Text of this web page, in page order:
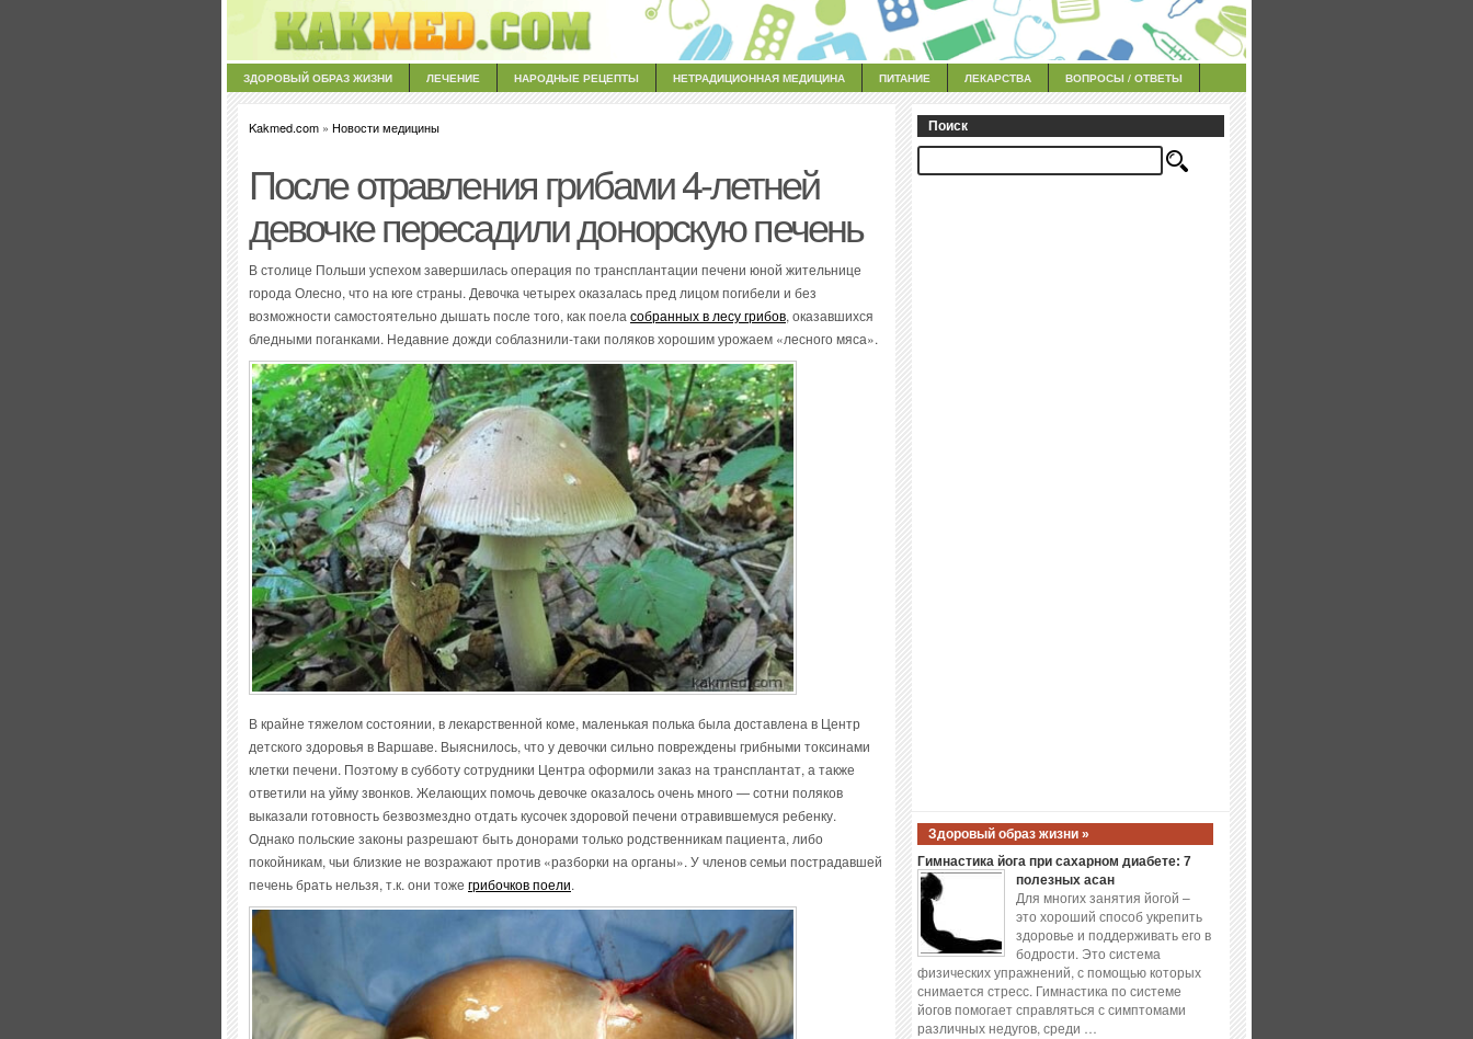
ЗДОРОВЫЙ ОБРАЗ ЖИЗНИ ЛЕЧЕНИЕ НАРОДНЫЕ РЕЦЕПТЫ НЕТРАДИЦИОННАЯ МЕДИЦИНА ПИТАНИЕ ЛЕКАРСТВА ВОПРОСЫ / ОТВЕТЫ
Kakmed.com » Новости медицины
После отравления грибами 4-летней
девочке пересадили донорскую печень
В столице Польши успехом завершилась операция по трансплантации печени юной жительнице
города Олесно, что на юге страны. Девочка четырех оказалась пред лицом погибели и без
возможности самостоятельно дышать после того, как поела собранных в лесу грибов, оказавшихся
бледными поганками. Недавние дожди соблазнили-таки поляков хорошим урожаем «лесного мяса».
В крайне тяжелом состоянии, в лекарственной коме, маленькая полька была доставлена в Центр
детского здоровья в Варшаве. Выяснилось, что у девочки сильно повреждены грибными токсинами
клетки печени. Поэтому в субботу сотрудники Центра оформили заказ на трансплантат, а также
ответили на уйму звонков. Желающих помочь девочке оказалось очень много — сотни поляков
выказали готовность безвозмездно отдать кусочек здоровой печени отравившемуся ребенку.
Однако польские законы разрешают быть донорами только родственникам пациента, либо
покойникам, чьи близкие не возражают против «разборки на органы». У членов семьи пострадавшей
печень брать нельзя, т.к. они тоже грибочков поели.
Поиск
Здоровый образ жизни »
Гимнастика йога при сахарном диабете: 7
полезных асан
Для многих занятия йогой –
это хороший способ укрепить
здоровье и поддерживать его в
бодрости. Это система
физических упражнений, с помощью которых
снимается стресс. Гимнастика по системе
йогов помогает справляться с симптомами
различных недугов, среди …